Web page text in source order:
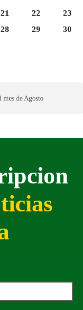
Venres 21
21 Sábado 22
22
23
Venres 28
28 Sábado 29
29
30
mes de Agosto